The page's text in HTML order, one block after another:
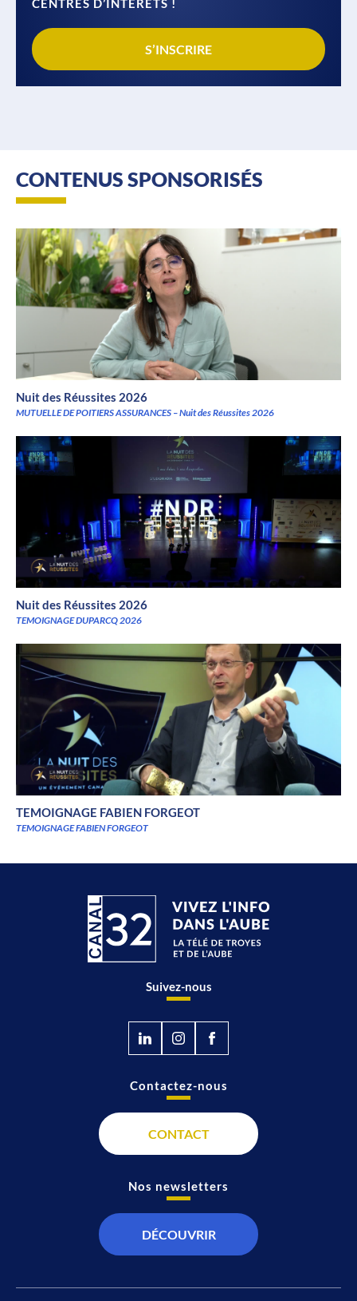
S’INSCRIRE
CONTENUS SPONSORISÉS
Nuit des Réussites 2026
MUTUELLE DE POITIERS ASSURANCES – Nuit des Réussites 2026
Nuit des Réussites 2026
TEMOIGNAGE DUPARCQ 2026
TEMOIGNAGE FABIEN FORGEOT
TEMOIGNAGE FABIEN FORGEOT
Suivez-nous
Contactez-nous
CONTACT
Nos newsletters
DÉCOUVRIR